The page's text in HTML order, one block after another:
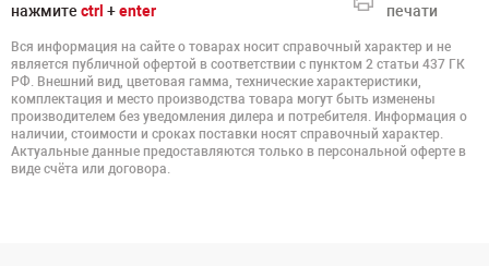
нажмите ctrl +enter
печати
Вся информация на сайте о товарах носит справочный характер и не
является публичной офертой в соответствии с пунктом 2 статьи 437 ГК
РФ. Внешний вид, цветовая гамма, технические характеристики,
комплектация и место производства товара могут быть изменены
производителем без уведомления дилера и потребителя. Информация о
наличии, стоимости и сроках поставки носят справочный характер.
Актуальные данные предоставляются только в персональной оферте в
виде счёта или договора.